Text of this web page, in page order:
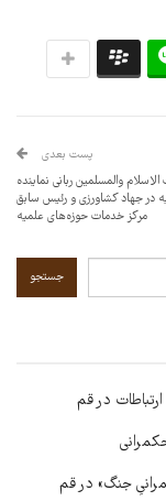
پست بعدی
والمسلمین ربانی نماینده
در جهاد کشاورزی و رئیس سابق
مرکز خدمات حوزه‌های علمیه
جستجو
در قم
جنگ» در قم